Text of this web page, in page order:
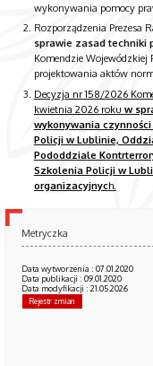
wykonywania pomocy
Rozporządzenia Prezesa
sprawie zasad techniki
Komendzie Wojewódzkiej
projektowania aktów
Decyzja nr158/2026
kwietnia 2026 roku w
wykonywania
Policji w Lublinie,
Pododdziale
Szkolenia Policji w
organizacyjnych.
Metryczka
Data wytworzenia : 07.01.2020
Data publikacji : 09.01.2020
Data modyfikacji : 21.05.2026
Rejestr zmian